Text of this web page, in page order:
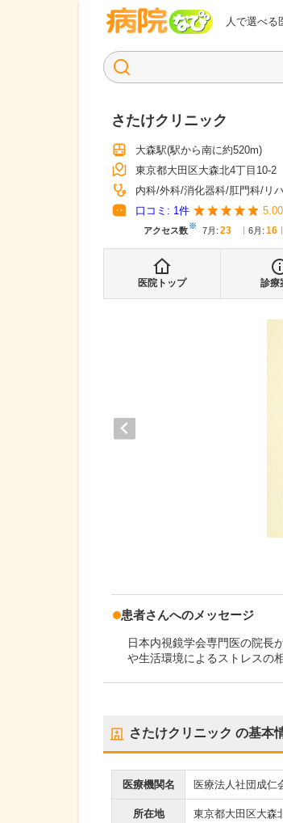
人で選べる
病院なび
さたけクリニック
大森駅(駅から南に約520m)
東京都大田区大森北4丁目10-2
内科 外科 消化器科 肛門科 リ
口コミ: 1件 5.00
アクセス数※ 7月 : 23 6月 : 16
医院トップ 診療
患者さんへのメッセージ
日本内視鏡学会専門医の院長
や生活環境によるストレスの
さたけクリニック の基本
医療機関名 医療法人社団成仁
所在地 東京都大田区大森